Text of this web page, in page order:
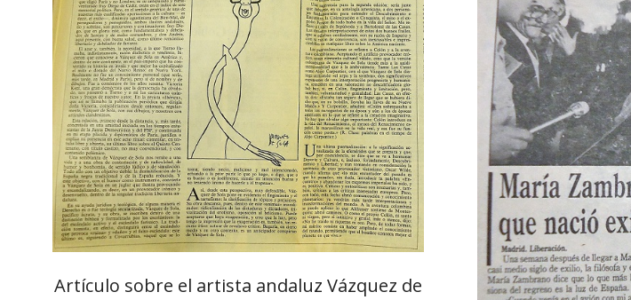
Artículo sobre el artista andaluz Vázquez de